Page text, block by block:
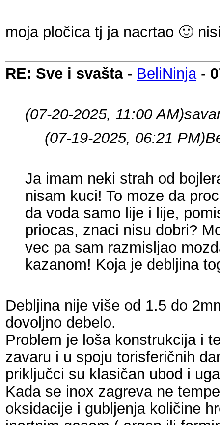
moja pločica tj ja nacrtao 🙂
RE: Sve i svašta- BeliNinja-
(07-20-2025, 11:00 AM)
(07-19-2025, 06:21 PM)
Ja imam neki strah od
nisam kuci! To moze da
da voda samo lije i lije,
priocas, znaci nisu dobri?
vec pa sam razmisljao
kazanom! Koja je debljina
Debljina nije više od 1.5 do
dovoljno debelo.
Problem je loša konstrukcija i
zavaru i u spoju torisferičnih
priključci su klasičan ubod i
Kada se inox zagreva ne
oksidacije i gubljenja količine